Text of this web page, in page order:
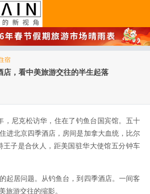
宿
店，看中美旅游交往的半生起落
，尼克松访华，住在了钓鱼台国宾馆。五十
进北京四季酒店，房间是加拿大血统，比尔
王子是合伙人，距美国驻华大使馆五分钟车
起居问题。从钓鱼台，到四季酒店。一间客
旅游交往的缩影。